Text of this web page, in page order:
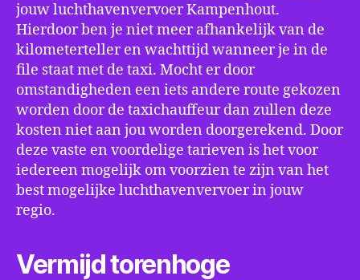
jouw luchthavenvervoer Kampenhout.
Hierdoor ben je niet meer afhankelijk van de
kilometerteller en wachttijd wanneer je in de
file staat met de taxi. Mocht er door
omstandigheden een iets andere route gekozen
worden door de taxichauffeur dan zullen deze
kosten niet aan jou worden doorgerekend. Door
deze vaste en voordelige tarieven is het voor
iedereen mogelijk om voorzien te zijn van het
best mogelijke luchthavenvervoer in jouw
regio.
Vermijd torenhoge